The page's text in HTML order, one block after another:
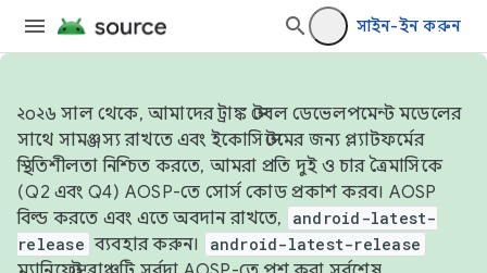
সাইন-ইন করুন
২০২৬ সাল থেকে, আমাদের ট্রাঙ্ক স্টেবল ডেভেলপমেন্ট মডেলের
সাথে সামঞ্জস্য রাখতে এবং ইকোসিস্টেমের জন্য প্ল্যাটফর্মের
স্থিতিশীলতা নিশ্চিত করতে, আমরা প্রতি দুই ও চার ত্রৈমাসিকে
(Q2 এবং Q4) AOSP-তে সোর্স কোড প্রকাশ করব। AOSP
বিল্ড করতে এবং এতে অবদান রাখতে,
android-latest-
release ব্যবহার করুন। android-latest-release